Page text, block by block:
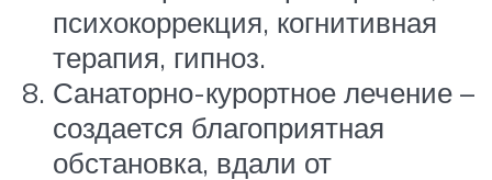
психокоррекция, когнитивная
терапия, гипноз.
Санаторно-курортное лечение –
создается благоприятная
обстановка, вдали от